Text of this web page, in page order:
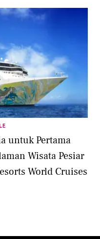
untuk Pertama
Wisata Pesiar
World Cruises